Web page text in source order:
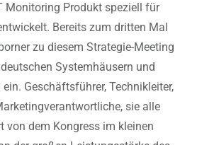
Monitoring Produkt speziell für
Bereits zum dritten Mal
zu diesem Strategie-Meeting
Systemhäusern und
Geschäftsführer, Technikleiter,
sie alle
von dem Kongress im kleinen